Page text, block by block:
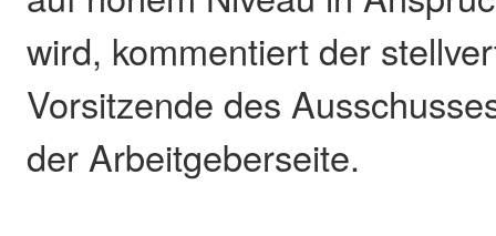
wird, kommentiert der
Vorsitzende des
der Arbeitgeberseite.